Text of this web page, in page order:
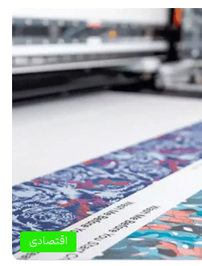
اقتصادی